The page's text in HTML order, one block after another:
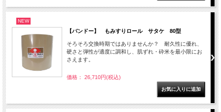
NEW
【バンドー】 もみすりロール サタケ 80型
そろそろ交換時期ではありませんか？ 耐久性に優れ、
硬さと弾性が適度に調和し、肌ずれ・砕米を最小限にお
さえます。
価格： 26,710円(税込)